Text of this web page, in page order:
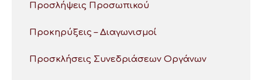
Προσλήψεις Προσωπικού
Προκηρύξεις – Διαγωνισμοί
Προσκλήσεις Συνεδριάσεων Οργάνων